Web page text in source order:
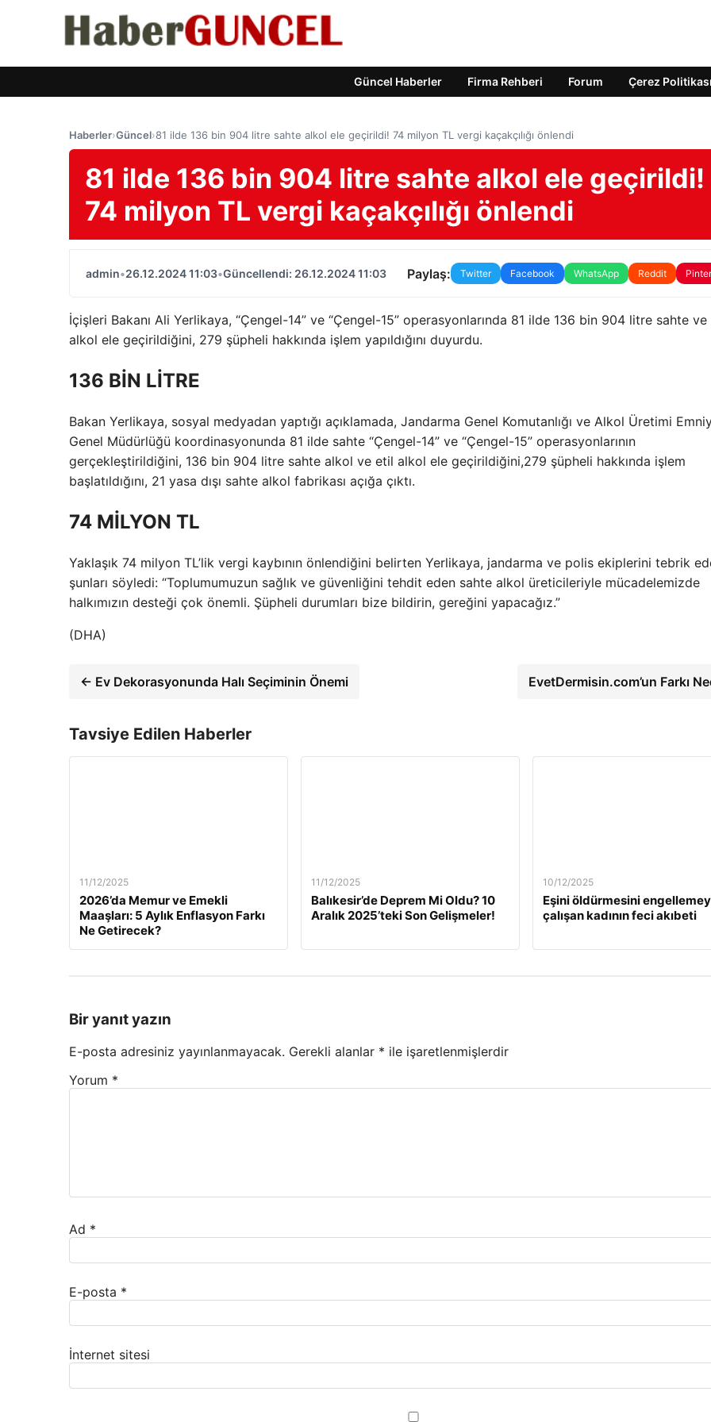
Güncel Haberler Firma Rehberi Forum Çerez Politikası
Haberler›Güncel›81 ilde 136 bin 904 litre sahte alkol ele geçirildi! 74 milyon TL vergi kaçakçılığı önlendi
81 ilde 136 bin 904 litre sahte alkol ele geçirildi!
74 milyon TL vergi kaçakçılığı önlendi
admin•26.12.2024 11:03•Güncellendi: 26.12.2024 11:03 Paylaş: Twitter Facebook WhatsApp Reddit
İçişleri Bakanı Ali Yerlikaya, “Çengel-14” ve “Çengel-15” operasyonlarında 81 ilde 136 bin 904 litre sahte
alkol ele geçirildiğini, 279 şüpheli hakkında işlem yapıldığını duyurdu.
136 BİN LİTRE
Bakan Yerlikaya, sosyal medyadan yaptığı açıklamada, Jandarma Genel Komutanlığı ve Alkol Üretimi
Genel Müdürlüğü koordinasyonunda 81 ilde sahte “Çengel-14” ve “Çengel-15” operasyonlarının
gerçekleştirildiğini, 136 bin 904 litre sahte alkol ve etil alkol ele geçirildiğini,279 şüpheli hakkında işlem
başlatıldığını, 21 yasa dışı sahte alkol fabrikası açığa çıktı.
74 MİLYON TL
Yaklaşık 74 milyon TL’lik vergi kaybının önlendiğini belirten Yerlikaya, jandarma ve polis ekiplerini tebrik
şunları söyledi: “Toplumumuzun sağlık ve güvenliğini tehdit eden sahte alkol üreticileriyle mücadelemizde
halkımızın desteği çok önemli. Şüpheli durumları bize bildirin, gereğini yapacağız.”
(DHA)
← Ev Dekorasyonunda Halı Seçiminin Önemi EvetDermisin.com’un Farkı
Tavsiye Edilen Haberler
11/12/2025
2026’da Memur ve Emekli
Maaşları: 5 Aylık Enflasyon Farkı
Ne Getirecek?
11/12/2025
Balıkesir’de Deprem Mi Oldu? 10
Aralık 2025’teki Son Gelişmeler!
10/12/2025
Eşini öldürmesini
çalışan kadının feci akıbeti
Bir yanıt yazın
E-posta adresiniz yayınlanmayacak. Gerekli alanlar * ile işaretlenmişlerdir
Yorum *
Ad *
E-posta *
İnternet sitesi